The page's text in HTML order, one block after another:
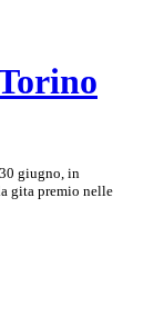
giugno, in
gita premio nelle